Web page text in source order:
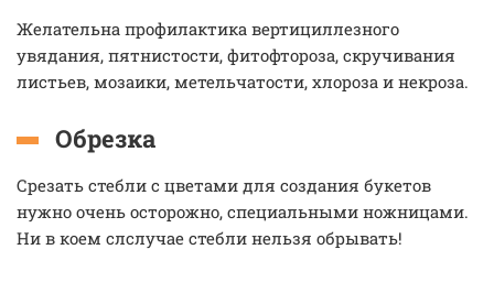
Желательна профилактика вертициллезного
увядания, пятнистости, фитофтороза, скручивания
листьев, мозаики, метельчатости, хлороза и некроза.
Обрезка
Срезать стебли с цветами для создания букетов
нужно очень осторожно, специальными ножницами.
Ни в коем слслучае стебли нельзя обрывать!